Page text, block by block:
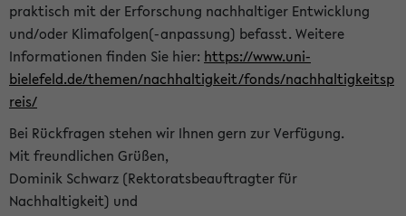
praktisch mit der Erforschung nachhaltiger Entwicklung
und/oder Klimafolgen(-anpassung) befasst. Weitere
Informationen finden Sie hier: https://www.uni-
bielefeld.de/themen/nachhaltigkeit/fonds/nachhaltigkeitsp
reis/
Bei Rückfragen stehen wir Ihnen gern zur Verfügung.
Mit freundlichen Grüßen,
Dominik Schwarz (Rektoratsbeauftragter für
Nachhaltigkeit) und